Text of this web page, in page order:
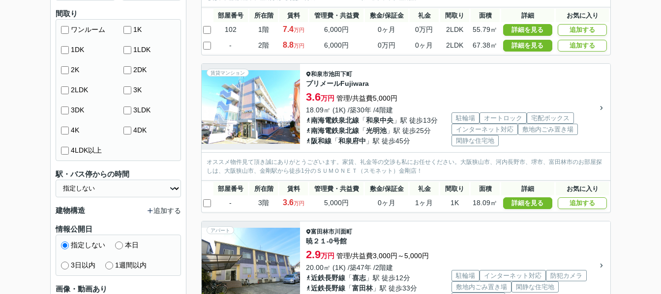
部屋番号 所在階 賃料 管理費・共益費 敷金/保証金 礼金 間取り 面積 詳細 お気に入り
102 1階 7.4万円 6,000円 0ヶ月 0万円 2LDK 55.79㎡ 詳細を見る 追加する
- 2階 8.8万円 6,000円 0万円 0ヶ月 2LDK 67.38㎡ 詳細を見る 追加する
賃貸マンション 和泉市池田下町
プリメールFujiwara
3.6万円 管理/共益費5,000円
18.09㎡ (1K) /築30年 /4階建
南海電鉄泉北線 「和泉中央 」駅 徒歩13分
南海電鉄泉北線 「光明池」駅 徒歩25分
阪和線 「和泉府中 」駅 徒歩45分
駐輪場 オートロック
宅配ボックス
インターネット対応
敷地内ごみ置き場
閑静な住宅地
オススメ物件見て頂き誠にありがとうございます。家賃、礼金等の交渉も私にお任せください。大阪狭山市、河内長野市、堺市、富田林市のお部屋探
しは、大阪狭山市、金剛駅から徒歩1分のＳＵＭＯＮＥＴ（スモネット）金剛店！
部屋番号 所在階 賃料 管理費・共益費 敷金/保証金 礼金 間取り 面積 詳細 お気に入り
- 3階 3.6万円 5,000円 0ヶ月 1ヶ月 1K 18.09㎡ 詳細を見る 追加する
アパート 富田林市川面町
暁２１-0号館
2.9万円 管理/共益費3,000円～5,000円
20.00㎡ (1K) /築47年 /2階建
近鉄長野線 「喜志 」駅 徒歩12分
近鉄長野線 「富田林」駅 徒歩33分
駐輪場 インターネット対応
防犯カメラ
敷地内ごみ置き場
閑静な住宅地
間取り
ワンルーム 1K
1DK 1LDK
2K 2DK
2LDK 3K
3DK 3LDK
4K 4DK
4LDK以上
駅・バス停からの時間
建物構造 追加する
情報公開日
指定しない 本日
3日以内 1週間以内
画像・動画あり